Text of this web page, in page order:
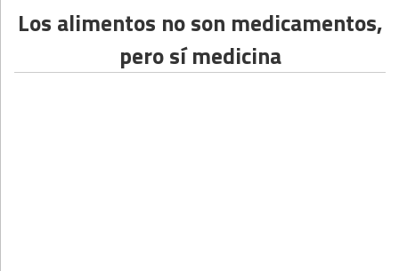
Los alimentos no son medicamentos,
pero sí medicina